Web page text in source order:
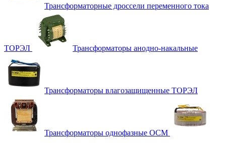
Трансформаторные дроссели переменного тока
ТОРЭЛ Трансформаторы анодно-накальные
Трансформаторы влагозащищенные ТОРЭЛ
Трансформаторы однофазные ОСМ